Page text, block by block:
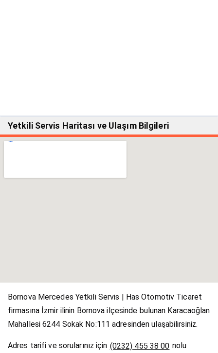
Yetkili Servis Haritası ve Ulaşım Bilgileri
Bornova Mercedes Yetkili Servis | Has Otomotiv Ticaret
firmasına İzmir ilinin Bornova ilçesinde bulunan Karacaoğlan
Mahallesi 6244 Sokak No:111 adresinden ulaşabilirsiniz.
Adres tarifi ve sorularınız için (0232) 455 38 00 nolu